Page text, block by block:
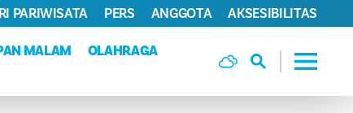
MALAM
OLAHRAGA
PARIWISATA PERS ANGGOTA AKSESIBILITAS